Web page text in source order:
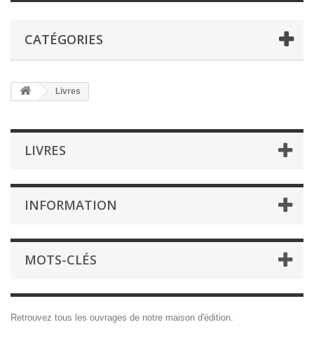
CATÉGORIES
Livres
LIVRES
INFORMATION
MOTS-CLÉS
Retrouvez tous les ouvrages de notre maison d'édition.